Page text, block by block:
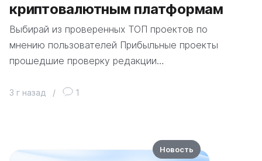
криптовалютным платформам
Выбирай из проверенных ТОП проектов по
мнению пользователей Прибыльные проекты
прошедшие проверку редакции…
3 г назад / 1
Новость